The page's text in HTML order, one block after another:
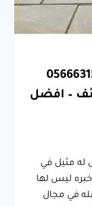
ت: 0566631564
– افضل
له مثيل في
ليس لها
في مجال